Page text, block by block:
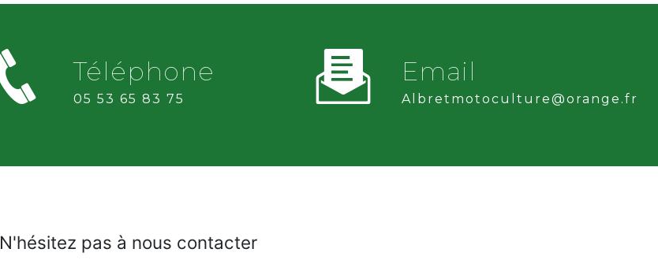
Téléphone
05 53 65 83 75
Email
albretmotoculture@orange.fr
N'hésitez pas à nous contacter